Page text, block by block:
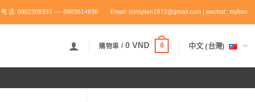
电 话: 0902308333 ---- 0903614838 Email: loimylien1972@gmail.com | wechat : mylien
購物車 /0 VND 0 中文 (台灣)